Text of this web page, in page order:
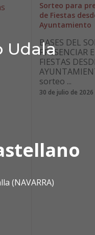
Udala
(NAVARRA)
Sorteo para
de Fiestas
Ayuntamiento
BASES DEL
PRESENCIAR
FIESTAS
sorteo ...
30 de julio de